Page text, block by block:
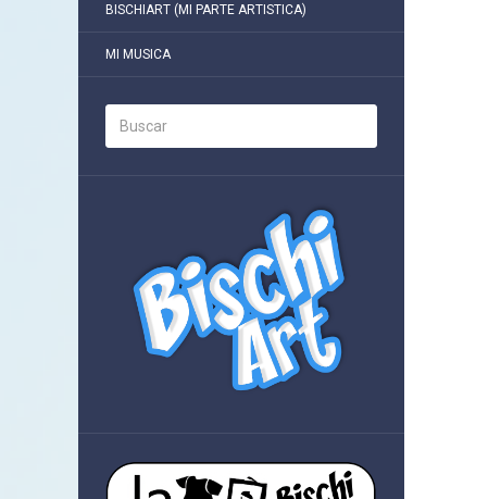
BISCHIART (MI PARTE ARTISTICA)
MI MUSICA